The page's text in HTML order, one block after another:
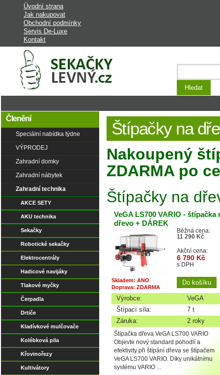
Úvodní strana
Jak nakupovat
Obchodní podmínky
Servis De-Luxe
Kontakt
Laciná Zahrada - stroje a vybavení na
zahradu
Členění
Speciální nabídka týdne
VÝPRODEJ
Zahradní domky
Zahradní nábytek
Zahradní technika
AKCE SETY
AKU technika
Sekačky
Robotické sekačky
Elektrocentrály
Hadicové navijáky
Tlakové myčky
Čerpadla
Drtiče
Kladívkové mulčovače
Kolébková pila
Křovinořezy
Kultivátory
Štípačky na
Nakoupený
ZDARMA po
Štípačky na
VeGA LS700 VARIO - štípačka
dřevo + DÁREK
Běžná cena:
11 290 Kč
Akční cena:
6 790 Kč
s DPH
Skladem: ANO
Doprava: ZDARMA
Výrobce:
VeGA
Štípací síla:
7 t
Záruka:
2 roky
Štípačka dřeva VeGA LS700 VARIO
Objevte nový standard pohodlí a
efektivity při štípání dřeva se štípačem
VeGA LS700 VARIO. Díky unikátnímu
systému VARIO ...